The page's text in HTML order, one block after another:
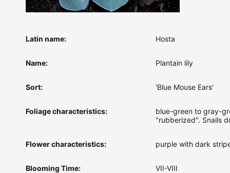
Latin name: Hosta
Name: Plantain lily
Sort: 'Blue Mouse Ears'
Foliage characteristics:
blue-green to gray-
"rubberized". Snails
Flower characteristics: purple with dark
Blooming Time: VII-VIII